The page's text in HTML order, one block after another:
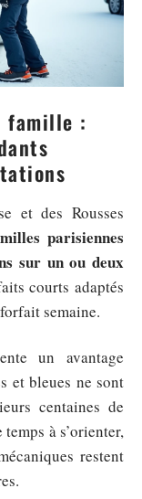
famille :
et des Rousses
parisiennes
sur un ou deux
courts adaptés
semaine.
un avantage
et bleues ne sont
centaines de
à s’orienter,
restent